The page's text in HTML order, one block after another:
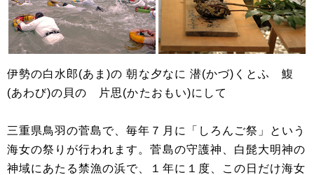
伊勢の白水郎(あま)の 朝な夕なに 潜(かづ)くとふ 鰒
(あわび)の貝の 片思(かたおもい)にして
三重県鳥羽の菅島で、毎年７月に「しろんご祭」という
海女の祭りが行われます。菅島の守護神、白髭大明神の
神域にあたる禁漁の浜で、１年に１度、この日だけ海女